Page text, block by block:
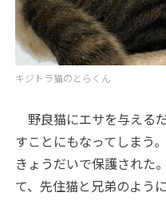
キジトラ猫のとらくん
野良猫にエサを与える
すことにもなってしまう
きょうだいで保護された
て、先住猫と兄弟のよう